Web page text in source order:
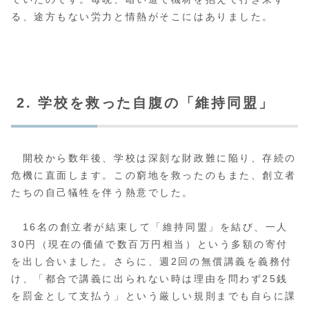
る、途方もない労力と情熱がそこにはありました。
2. 学校を救った自腹の「維持同盟」
開校から数年後、学校は深刻な財政難に陥り、存続の
危機に直面します。この窮地を救ったのもまた、創立者
たちの自己犠牲を伴う熱意でした。
16名の創立者が結束して「維持同盟」を結び、一人
30円（現在の価値で数百万円相当）という多額の寄付
を出し合いました。さらに、週2回の無償講義を義務付
け、「都合で講義に出られない時は理由を問わず25銭
を罰金として支払う」という厳しい規則までも自らに課